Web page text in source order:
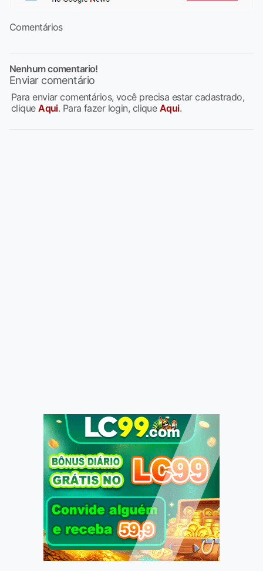
Comentários
Nenhum comentario!
Enviar comentário
Para enviar comentários, você precisa estar cadastrado,
cliqueAqui. Para fazer login, clique Aqui.